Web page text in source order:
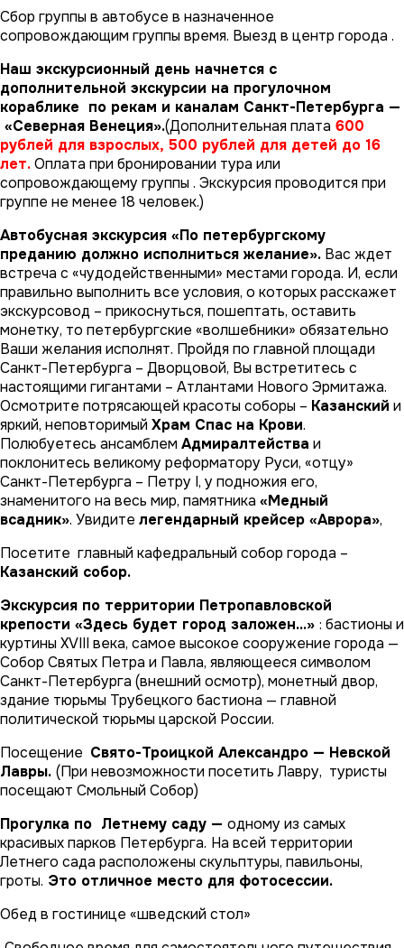
Сбор группы в автобусе в назначенное
сопровождающим группы время. Выезд в центр города .
Наш экскурсионный день начнется с
дополнительной экскурсии на прогулочном
кораблике по рекам и каналам Санкт-Петербурга —
«Северная Венеция».(Дополнительная плата 600
рублей для взрослых, 500 рублей для детей до 16
лет.Оплата при бронировании тура или
сопровождающему группы . Экскурсия проводится при
группе не менее 18 человек.)
Автобусная экскурсия «По петербургскому
преданию должно исполниться желание». Вас ждет
встреча с «чудодейственными» местами города. И, если
правильно выполнить все условия, о которых расскажет
экскурсовод – прикоснуться, пошептать, оставить
монетку, то петербургские «волшебники» обязательно
Ваши желания исполнят. Пройдя по главной площади
Санкт-Петербурга – Дворцовой, Вы встретитесь с
настоящими гигантами – Атлантами Нового Эрмитажа.
Осмотрите потрясающей красоты соборы – Казанский и
яркий, неповторимый Храм Спас на Крови.
Полюбуетесь ансамблем Адмиралтейства и
поклонитесь великому реформатору Руси, «отцу»
Санкт-Петербурга – Петру I, у подножия его,
знаменитого на весь мир, памятника «Медный
всадник». Увидите легендарный крейсер «Аврора»,
Посетите главный кафедральный собор города –
Казанский собор.
Экскурсия по территории Петропавловской
крепости «Здесь будет город заложен…» : бастионы и
куртины XVIII века, самое высокое сооружение города —
Собор Святых Петра и Павла, являющееся символом
Санкт-Петербурга (внешний осмотр), монетный двор,
здание тюрьмы Трубецкого бастиона — главной
политической тюрьмы царской России.
Посещение Свято-Троицкой Александро — Невской
Лавры. (При невозможности посетить Лавру, туристы
посещают Смольный Собор)
Прогулка по Летнему саду — одному из самых
красивых парков Петербурга. На всей территории
Летнего сада расположены скульптуры, павильоны,
гроты. Это отличное место для фотосессии.
Обед в гостинице «шведский стол»